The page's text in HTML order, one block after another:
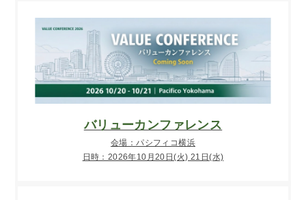
バリューカンファレンス
会場：パシフィコ横浜
日時：2026年10月20日(火) 21日(水)